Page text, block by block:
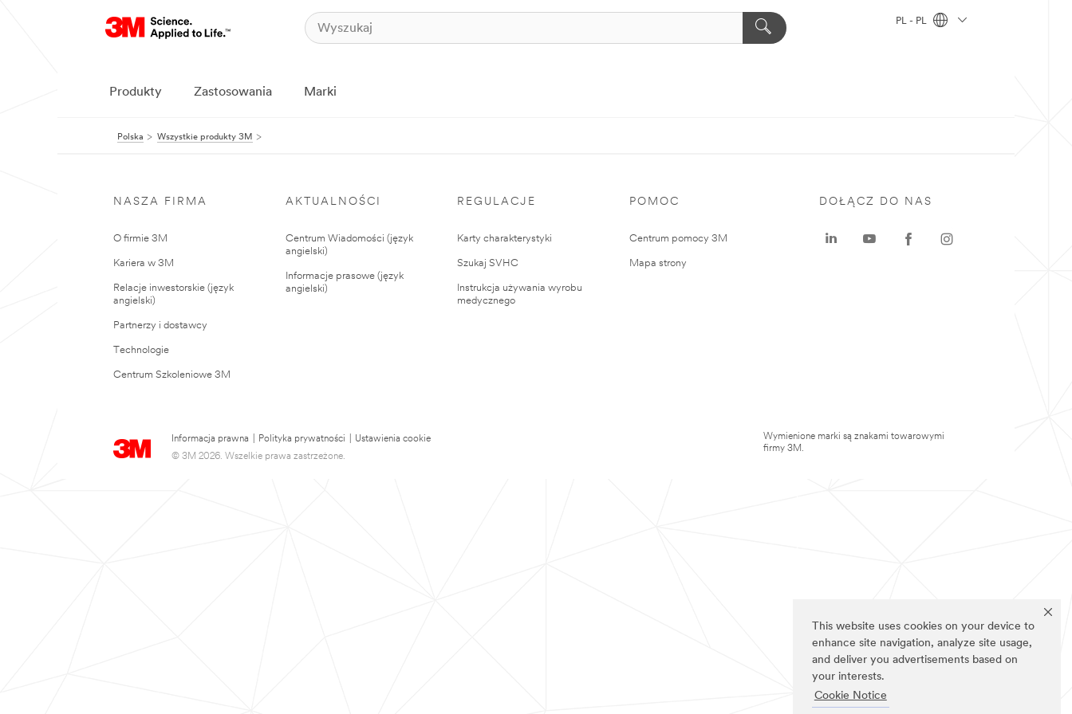
This website uses cookies on your device to
enhance site navigation, analyze site usage,
and deliver you advertisements based on
your interests.
Cookie Notice
PL - PL
Produkty Zastosowania Marki
Polska Wszystkie produkty 3M
NASZA FIRMA
O firmie 3M
Kariera w 3M
Relacje inwestorskie (język
angielski)
Partnerzy i dostawcy
Technologie
Centrum Szkoleniowe 3M
AKTUALNOŚCI
Centrum Wiadomości (język
angielski)
Informacje prasowe (język
angielski)
REGULACJE
Karty charakterystyki
Szukaj SVHC
Instrukcja używania wyrobu
medycznego
POMOC
Centrum pomocy 3M
Mapa strony
Informacja prawna Polityka prywatności
Ustawienia cookie
© 3M 2026. Wszelkie prawa zastrzeżone.
DOŁĄCZ DO NAS
Wymienione marki są znakami towarowymi
firmy 3M.